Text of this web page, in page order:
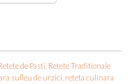
de Pasti Retete Traditionale
sufleu de urzici reteta culinara